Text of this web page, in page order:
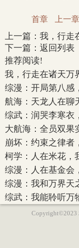
首章 上一章
上一篇： 我，行走
下一篇： 返回列表
推荐阅读!
我，行走在诸天万
综漫：开局第八感
航海：天龙人在聊
综武：润哭李寒衣
大航海：全员双果
崩坏：约束之律者
柯学：人在米花，
综漫：人在基金会
综漫：我和万界天
综武：我能聆听万
Copyright©2023